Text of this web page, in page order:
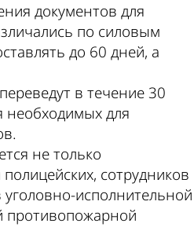
документов для
по силовым
до 60 дней, а
в течение 30
необходимых для
не только
сотрудников
исполнительной
противопожарной